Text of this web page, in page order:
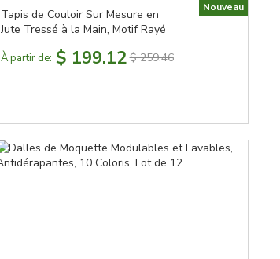
Tapis de Couloir Sur Mesure en
Jute Tressé à la Main, Motif Rayé
À partir de: $ 199.12 $ 259.46
Nouveau